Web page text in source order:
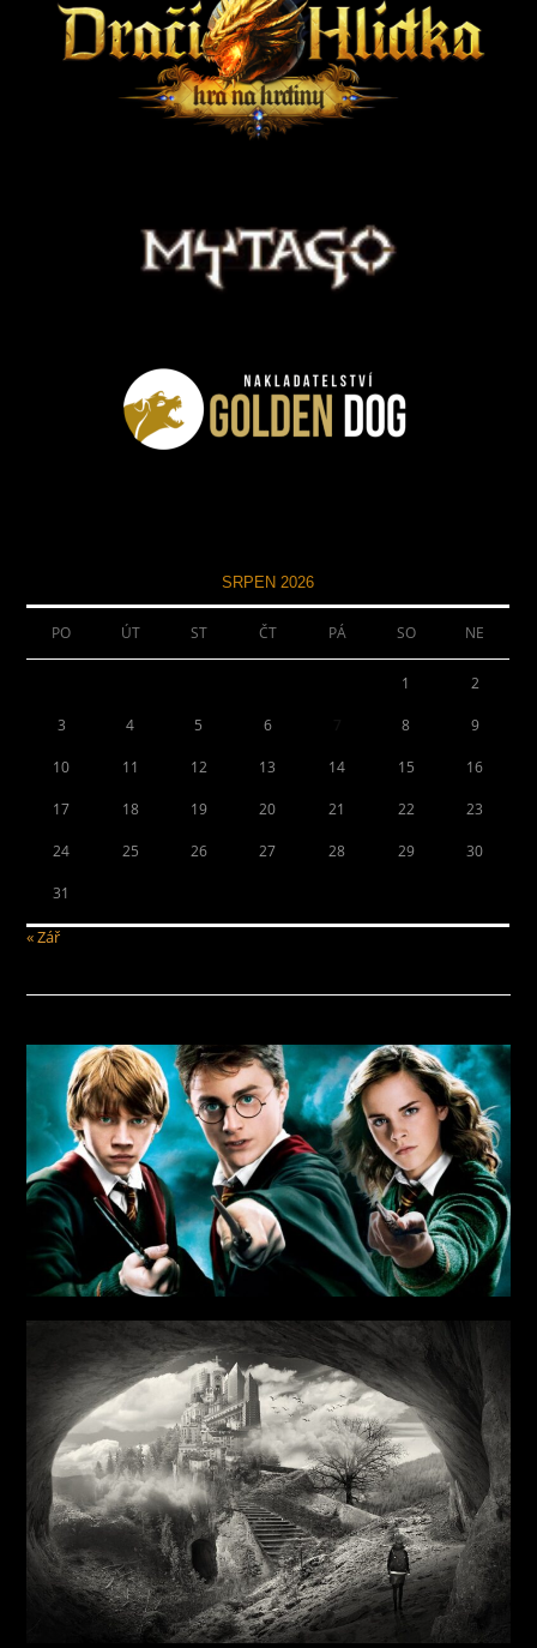
SRPEN 2026
PO ÚT ST ČT PÁ SO NE
1 2
3 4 5 6 8 9
10 11 12 13 14 15 16
17 18 19 20 21 22 23
24 25 26 27 28 29 30
31
« Zář